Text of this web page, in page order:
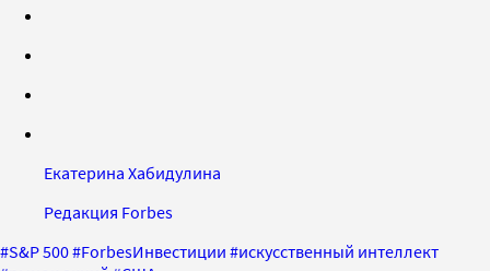
Екатерина Хабидулина
Редакция Forbes
#S&P 500#ForbesИнвестиции #искусственный интеллект